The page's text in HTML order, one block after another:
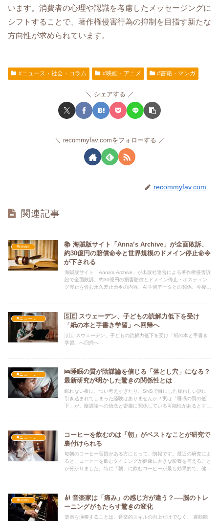
います。消費者の心理や認識を考慮したメッセージングに
シフトすることで、著作権侵害行為の抑制を目指す新たな
方向性が求められています。
#ニュース・社会・コラム #映画・アニメ #書籍・マンガ
シェアする
recommyfav.comをフォローする
recommyfav.com
関連記事
#news
📚 海賊版サイト「Anna’s Archive」が全面敗訴、
約30億円の賠償命令と世界規模のドメイン停止命令
が下される
海賊版サイト「Anna's Archive」が出版社連合による著作権侵害訴
訟で全面敗訴。約30億円の損害賠償とドメイン停止・ホスティン
グ停止を含む永久差止命令の内容、AI学習データとの関係、今後の
🇸🇪 スウェーデン、子どもの読解力低下を受け
「紙の本と手書き学習」へ回帰へ
🇸🇪 スウェーデン、子どもの読解力低下を受け「紙の本と手書き
学習」へ回帰へ
🛌睡眠の質が陰謀論を信じる「落とし穴」になる？
最新研究が明かした驚きの関係性とは
眠れない夜に、つい考えすぎたり、SNSで目にした疑わしい話に
引き込まれてしまった経験はありませんか？実は「睡眠の質の低
下」が、陰謀論への信念と密接に関係している可能性があるとする
コーヒーを飲むのは「朝」がベストなことが研究で
裏付けられる
毎朝のコーヒー習慣がある方にとって、朗報です。最近の研究によ
ると、コーヒーを飲むタイミングが健康に大きな影響を与えること
が分かりました。特に「朝」に飲むコーヒーが最も効果的で、健康
#news
🎻 音楽家は「痛み」の感じ方が違う？──脳のトレ
ーニングがもたらす驚きの変化
楽器を演奏することは、音楽的スキルの向上だけでなく、 運動能